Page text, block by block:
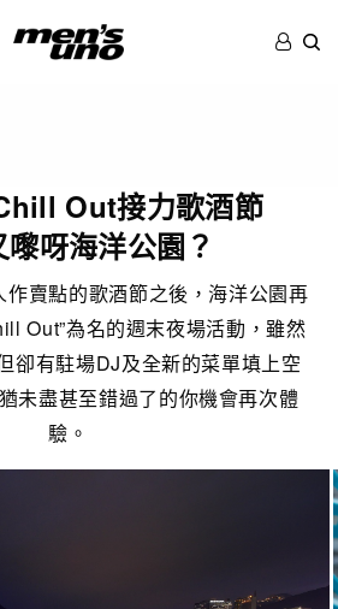
Out接力歌酒節
呀海洋公園？
賣點的歌酒節之後，海洋公園再
Out”為名的週末夜場活動，雖然
卻有駐場DJ及全新的菜單填上空
未盡甚至錯過了的你機會再次體
驗。